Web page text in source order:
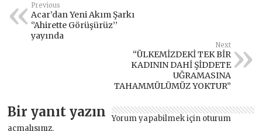
Previous
Acar’dan Yeni Akım Şarkı
‘’Ahirette Görüşürüz’’
yayında
Next
“ÜLKEMİZDEKİ TEK BİR
KADININ DAHİ ŞİDDETE
UĞRAMASINA
TAHAMMÜLÜMÜZ YOKTUR”
Bir yanıt yazın Yorum yapabilmek için oturum
açmalısınız.